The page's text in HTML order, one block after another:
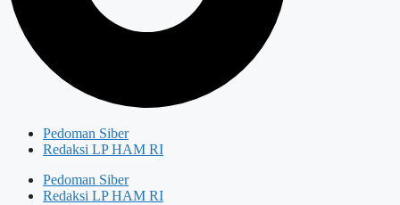
Pedoman Siber
Redaksi LP HAM RI
Pedoman Siber
Redaksi LP HAM RI